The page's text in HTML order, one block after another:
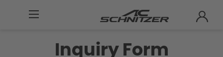
Inquiry Form